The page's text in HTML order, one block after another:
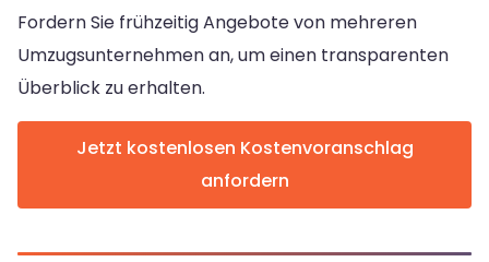
Fordern Sie frühzeitig Angebote von mehreren
Umzugsunternehmen an, um einen transparenten
Überblick zu erhalten.
Jetzt kostenlosen Kostenvoranschlag
anfordern